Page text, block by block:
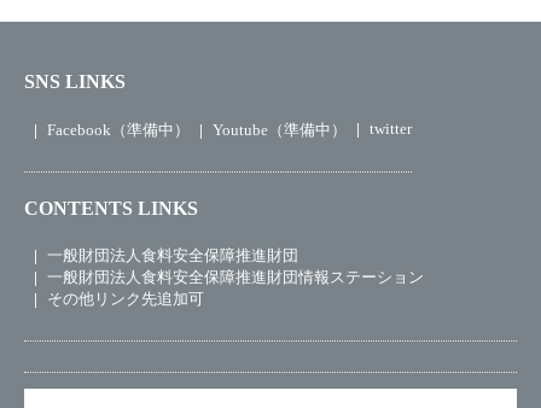
SNS LINKS
Facebook（準備中） Youtube（準備中） twitter
CONTENTS LINKS
一般財団法人食料安全保障推進財団
一般財団法人食料安全保障推進財団情報ステーション
その他リンク先追加可